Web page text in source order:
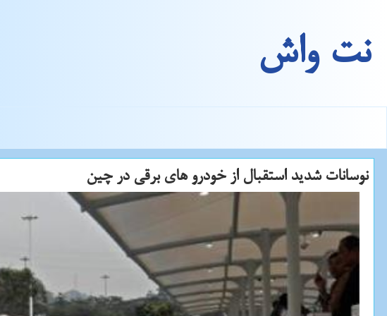
نت واش
نوسانات شدید استقبال از خودرو های برقی در چین